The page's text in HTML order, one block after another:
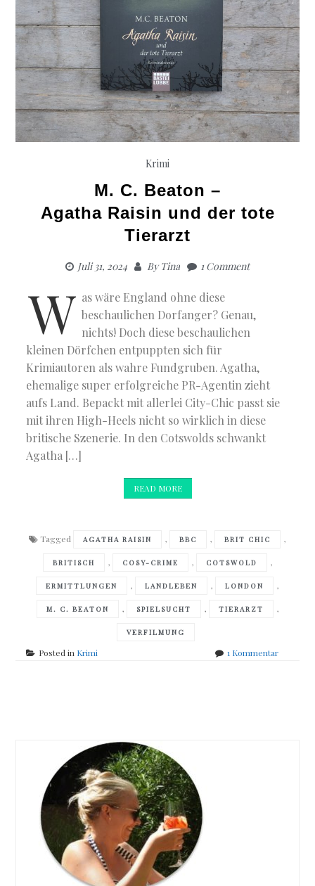
Krimi
M. C. Beaton –
Agatha Raisin und der tote
Tierarzt
Juli 31, 2024 ByTina 1 Comment
W as wäre England ohne diese
beschaulichen Dorfanger? Genau,
nichts! Doch diese beschaulichen
kleinen Dörfchen entpuppten sich für
Krimiautoren als wahre Fundgruben. Agatha,
ehemalige super erfolgreiche PR-Agentin zieht
aufs Land. Bepackt mit allerlei City-Chic passt sie
mit ihren High-Heels nicht so wirklich in diese
britische Szenerie. In den Cotswolds schwankt
Agatha […]
READ MORE
Tagged AGATHA RAISIN , BBC , BRIT CHIC ,
BRITISCH , COSY-CRIME , COTSWOLD ,
ERMITTLUNGEN , LANDLEBEN , LONDON ,
M. C. BEATON , SPIELSUCHT , TIERARZT ,
VERFILMUNG
Posted in Krimi 1 Kommentarzu
navigation